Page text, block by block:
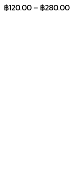
฿120.00– ฿280.00Price